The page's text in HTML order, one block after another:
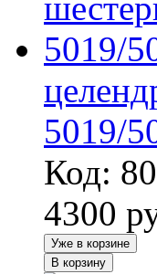
5019/
Код:
4300
Уже в корзине
В корзину